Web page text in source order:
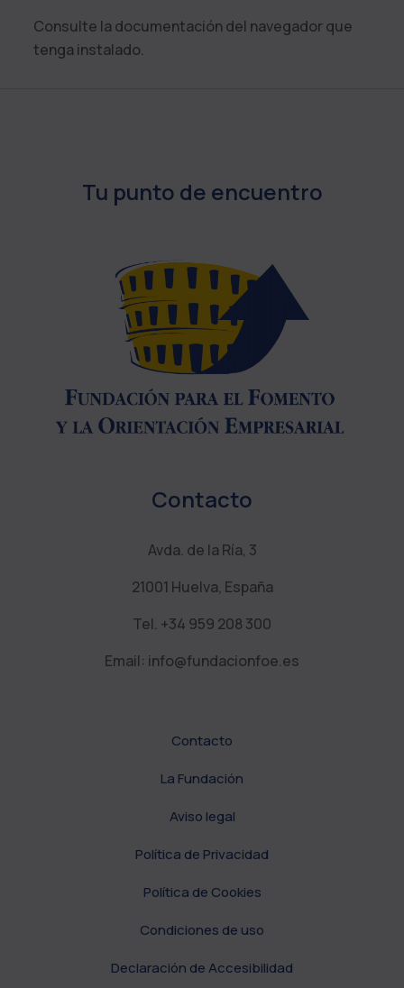
Consulte la documentación del navegador que
tenga instalado.
Tu punto de encuentro
Contacto
Avda. de la Ría, 3
21001 Huelva, España
Tel. +34 959 208 300
Email: info@fundacionfoe.es
Contacto
La Fundación
Aviso legal
Política de Privacidad
Política de Cookies
Condiciones de uso
Declaración de Accesibilidad